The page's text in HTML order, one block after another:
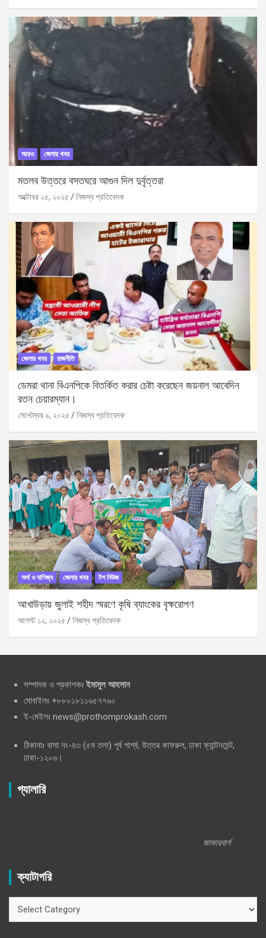
আরও জেলার খবর
মতলব উত্তরে বসতঘরে আগুন দিল দুর্বৃত্তরা
অক্টোবর ২৫, ২০২৫ নিজস্ব প্রতিবেদক
জেলার খবর রাজনীতি
ডেমরা থানা বিএনপিকে বিতর্কিত করার চেষ্টা করেছেন জয়নাল আবেদিন
রতন চেয়ারম্যান।
সেপ্টেম্বর ৯, ২০২৫ নিজস্ব প্রতিবেদক
অর্থ ও বাণিজ্য জেলার খবর টপ নিউজ
আখাউড়ায় জুলাই শহীদ স্মরণে কৃষি ব্যাংকের বৃক্ষরোপণ
আগস্ট ১২, ২০২৫ নিজস্ব প্রতিবেদক
সম্পাদক ও প্রকাশকঃ ইমামুল আহসান
মোবাইলঃ +৮৮০১৮১১৬৫৭৭৬০
ই-মেইলঃ news@prothomprokash.com
ঠিকানাঃ বাসা নং-৪৩ (৫ম তলা) পূর্ব পার্শ্ব, উত্তর কাফরুল, ঢাকা ক্যান্টনমেন্ট,
ঢাকা-১২০৬।
গ্যালারি
জাকারবার্গ
ক্যাটাগরি